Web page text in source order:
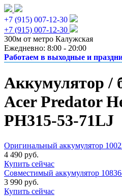
+7 (915) 007-12-30
+7 (915) 007-12-30
300м от метро Калужская
Ежедневно: 8:00 - 20:00
Работаем в выходные и
Аккумулятор /
Acer Predator
PH315-53-71LJ
Оригинальный аккумулятор
4 490 руб.
Купить сейчас
Совместимый аккумулятор
3 990 руб.
Купить сейчас